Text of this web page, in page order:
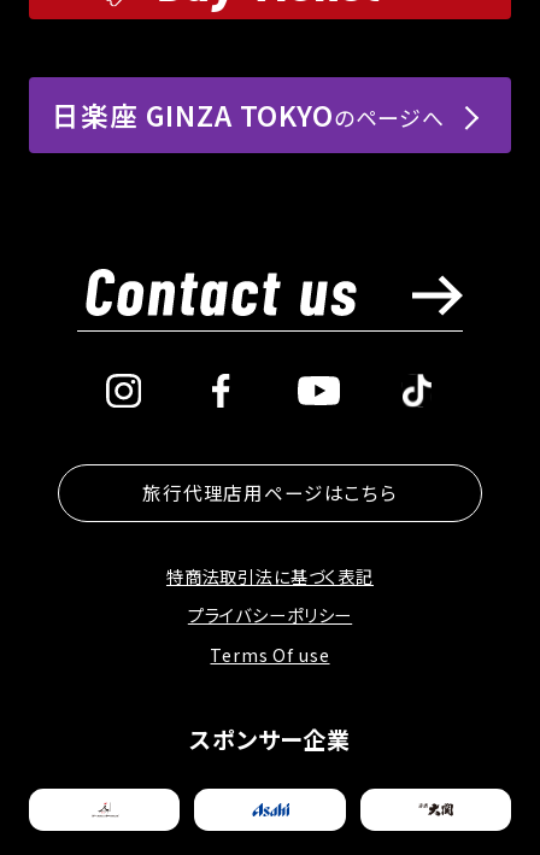
日楽座 GINZA TOKYOのページへ
旅行代理店用ページはこちら
特商法取引法に基づく表記
プライバシーポリシー
Terms Of use
スポンサー企業